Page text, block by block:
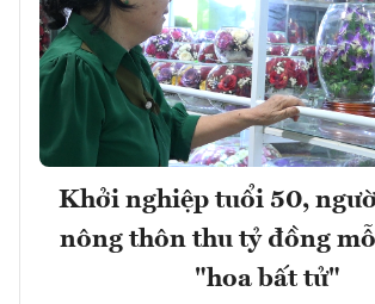
Khởi nghiệp tuổi 50,
nông thôn thu tỷ đồng
"hoa bất tử"